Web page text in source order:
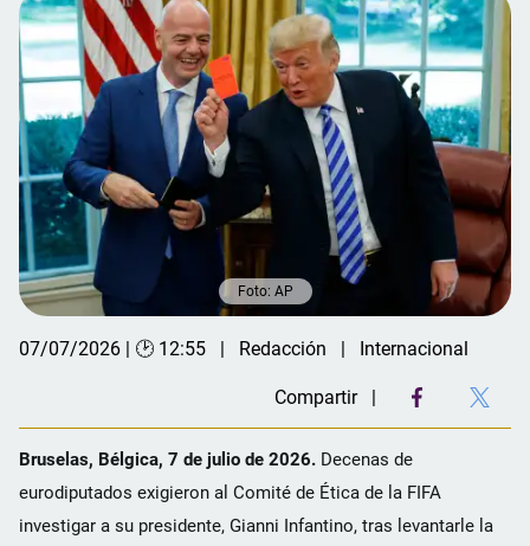
Foto: AP
07/07/2026 | 🕑 12:55 Redacción Internacional
Compartir
Bruselas, Bélgica, 7 de julio de 2026. Decenas de
eurodiputados exigieron al Comité de Ética de la FIFA
investigar a su presidente, Gianni Infantino, tras levantarle la